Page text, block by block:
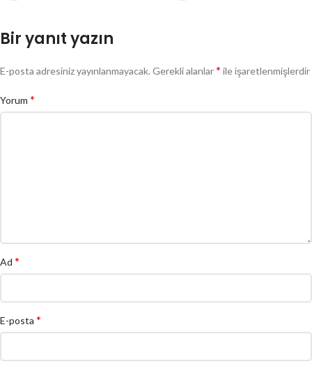
Bir yanıt yazın
E-posta adresiniz yayınlanmayacak. Gerekli alanlar* ile işaretlenmişlerdir
Yorum *
Ad *
E-posta *